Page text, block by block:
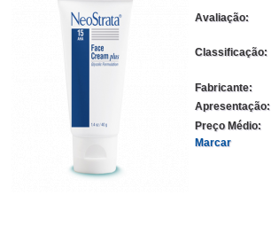
Avaliação:
Classificação:
Fabricante:
Apresentação:
Preço Médio:
Marcar